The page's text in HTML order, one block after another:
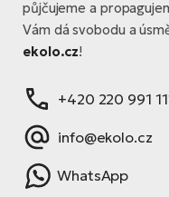
půjčujeme a
Vám dá svobodu a
ekolo.cz!
+420 220 991
info@ekolo.cz
WhatsApp